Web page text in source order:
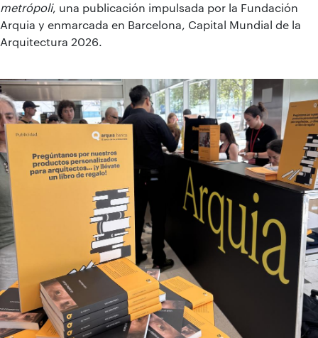
metrópoli, una publicación impulsada por la Fundación
Arquia y enmarcada en Barcelona, Capital Mundial de la
Arquitectura 2026.